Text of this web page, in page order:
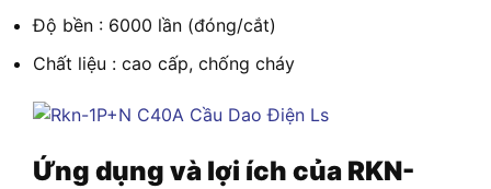
Độ bền : 6000 lần (đóng/cắt)
Chất liệu : cao cấp, chống cháy
Ứng dụng và lợi ích của RKN-